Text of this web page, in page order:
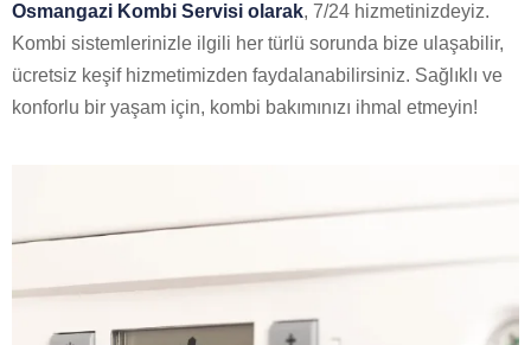
Osmangazi Kombi Servisi olarak, 7/24 hizmetinizdeyiz.
Kombi sistemlerinizle ilgili her türlü sorunda bize ulaşabilir,
ücretsiz keşif hizmetimizden faydalanabilirsiniz. Sağlıklı ve
konforlu bir yaşam için, kombi bakımınızı ihmal etmeyin!